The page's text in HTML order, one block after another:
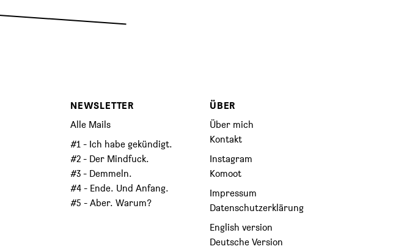
NEWSLETTER
Alle Mails
#1 - Ich habe gekündigt.
#2 - Der Mindfuck.
#3 - Demmeln.
#4 - Ende. Und Anfang.
#5 - Aber. Warum?
ÜBER
Über mich
Kontakt
Instagram
Komoot
Impressum
Datenschutzerklärung
English version
Deutsche Version